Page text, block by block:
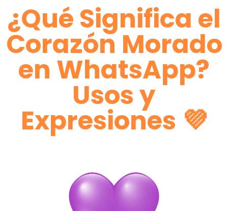
¿Qué Significa el
Corazón Morado
en WhatsApp?
Usos y
Expresiones 💜